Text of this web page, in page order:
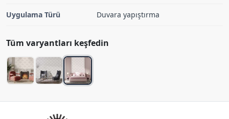
Uygulama Türü Duvara yapıştırma
Tüm varyantları keşfedin